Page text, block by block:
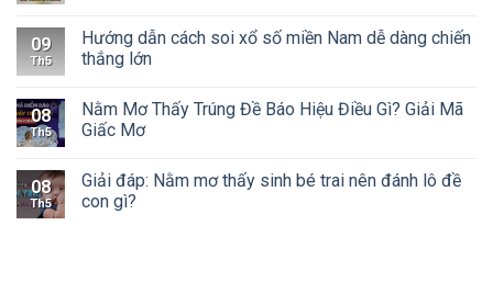
09
Th5
Hướng dẫn cách soi xổ số miền Nam dễ dàng chiến
thắng lớn
08
Th5
Nằm Mơ Thấy Trúng Đề Báo Hiệu Điều Gì? Giải Mã
Giấc Mơ
08
Th5
Giải đáp: Nằm mơ thấy sinh bé trai nên đánh lô đề
con gì?